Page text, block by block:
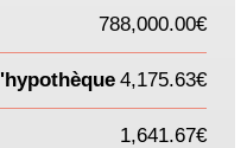
788,000.00€
4,175.63€
1,641.67€